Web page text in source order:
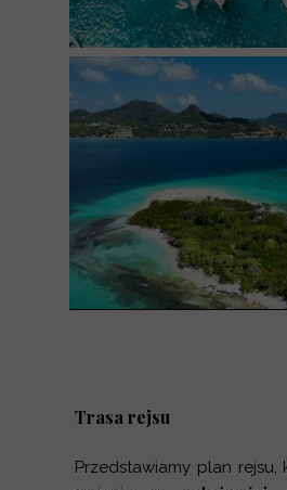
Trasa rejsu
Przedstawiamy plan